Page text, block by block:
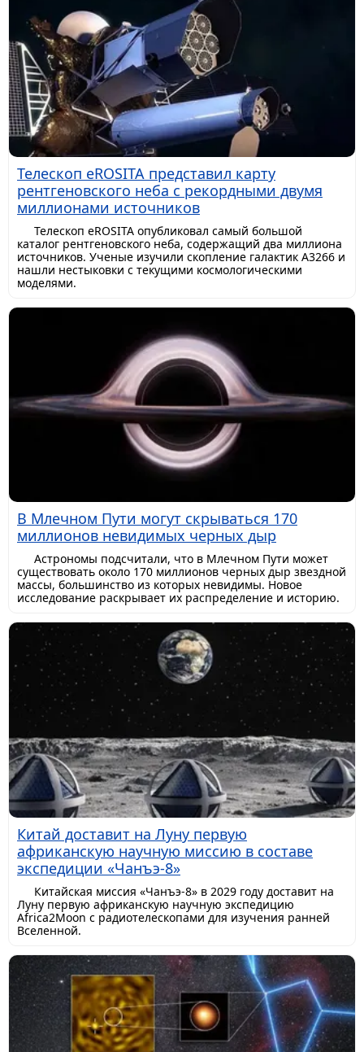
Телескоп eROSITA представил карту
рентгеновского неба с рекордными двумя
миллионами источников
Телескоп eROSITA опубликовал самый большой
каталог рентгеновского неба, содержащий два миллиона
источников. Ученые изучили скопление галактик A3266 и
нашли нестыковки с текущими космологическими
моделями.
В Млечном Пути могут скрываться 170
миллионов невидимых черных дыр
Астрономы подсчитали, что в Млечном Пути может
существовать около 170 миллионов черных дыр звездной
массы, большинство из которых невидимы. Новое
исследование раскрывает их распределение и историю.
Китай доставит на Луну первую
африканскую научную миссию в составе
экспедиции «Чанъэ-8»
Китайская миссия «Чанъэ-8» в 2029 году доставит на
Луну первую африканскую научную экспедицию
Africa2Moon с радиотелескопами для изучения ранней
Вселенной.